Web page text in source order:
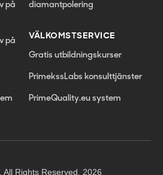
på
på
diamantpolering
VÄLKOMSTSERVICE
Gratis utbildningskurser
PrimekssLabs konsulttjänster
PrimeQuality.eu system
All Rights Reserved. 2026